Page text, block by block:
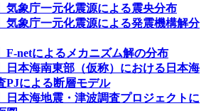
気象庁一元化震源による震央分布
気象庁一元化震源による発震機構解分
F-netによるメカニズム解の分布
日本海南東部（仮称）における日本海
PJによる断層モデル
日本海地震・津波調査プロジェクトに